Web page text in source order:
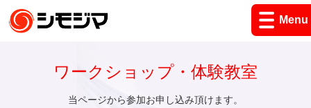
Menu
ワークショップ・体験教室
当ページから参加お申し込み頂けます。